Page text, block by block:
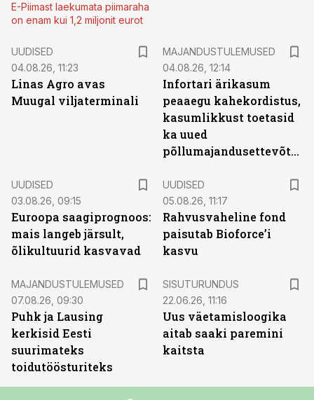
E-Piimast laekumata piimaraha
on enam kui 1,2 miljonit eurot
UUDISED
04.08.26, 11:23
Linas Agro avas
Muugal viljaterminali
MAJANDUSTULEMUSED
04.08.26, 12:14
Infortari ärikasum
peaaegu kahekordistus,
kasumlikkust toetasid
ka uued
põllumajandusettevõtted
UUDISED
03.08.26, 09:15
Euroopa saagiprognoos:
mais langeb järsult,
õlikultuurid kasvavad
UUDISED
05.08.26, 11:17
Rahvusvaheline fond
paisutab Bioforce’i
kasvu
MAJANDUSTULEMUSED
07.08.26, 09:30
Puhk ja Lausing
kerkisid Eesti
suurimateks
toidutöösturiteks
SISUTURUNDUS
22.06.26, 11:16
Uus väetamisloogika
aitab saaki paremini
kaitsta